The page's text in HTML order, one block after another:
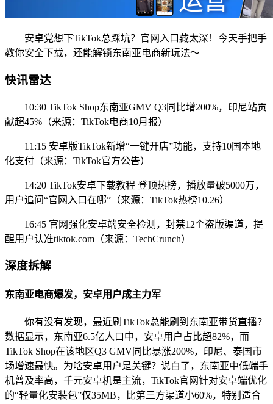
安卓党想下TikTok总踩坑？官网入口藏太深！今天手把手
教你安全下载，还能解锁东南亚电商新玩法～
快讯雷达
10:30 TikTok Shop东南亚GMV Q3同比增200%，印尼站贡
献超45%（来源：TikTok电商10月报）
11:15 安卓版TikTok新增“一键开店”功能，支持10国本地
化支付（来源：TikTok官方公告）
14:20 TikTok安卓下载教程 登顶热榜，播放量破5000万，
用户追问“官网入口在哪”（来源：TikTok热榜10.26）
16:45 官网强化安卓端安全检测，封禁12个盗版渠道，提
醒用户认准tiktok.com（来源：TechCrunch）
深度拆解
东南亚电商爆发，安卓用户成主力军
你有没有发现，最近刷TikTok总能刷到东南亚带货直播？
数据显示，东南亚6.5亿人口中，安卓用户占比超82%，而
TikTok Shop在该地区Q3 GMV同比暴涨200%，印尼、泰国市
场增速最快。为啥安卓用户是关键？说白了，东南亚中低端手
机普及率高，千元安卓机是主流，TikTok官网针对安卓端优化
的“轻量化安装包”仅35MB，比第三方渠道小60%，特别适合